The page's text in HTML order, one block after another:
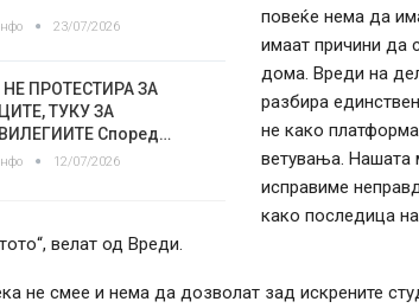
23/07/2026
ПРОТЕСТИРА ЗА
ТУКУ ЗА
Според…
12/07/2026
повеќе нема да
имаат причини да
дома. Вреди на
разбира
не како
ветувања. Нашата
исправиме
како последица
велат од Вреди.
не смее и нема да дозволат зад искрените